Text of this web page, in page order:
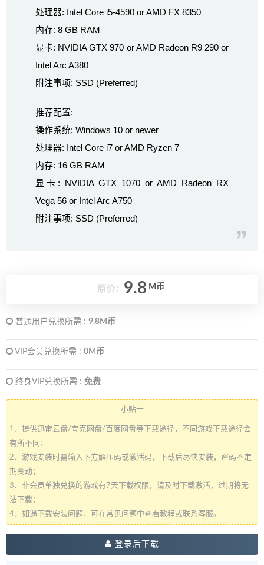
处理器: Intel Core i5-4590 or AMD FX 8350
内存: 8 GB RAM
显卡: NVIDIA GTX 970 or AMD Radeon R9 290 or
Intel Arc A380
附注事项: SSD (Preferred)
推荐配置:
操作系统: Windows 10 or newer
处理器: Intel Core i7 or AMD Ryzen 7
内存: 16 GB RAM
显卡: NVIDIA GTX 1070 or AMD Radeon RX
Vega 56 or Intel Arc A750
附注事项: SSD (Preferred)
原价： 9.8 M币
普通用户兑换所需 : 9.8M币
VIP会员兑换所需 : 0M币
终身VIP兑换所需 : 免费
———— 小贴士 ————
1、提供迅雷云盘/夸克网盘/百度网盘等下载途径，不同游戏下载途径会
有所不同；
2、游戏安装时需输入下方解压码或激活码，下载后尽快安装，密码不定
期变动；
3、非会员单独兑换的游戏有7天下载权限，请及时下载激活，过期将无
法下载；
4、如遇下载安装问题，可在常见问题中查看教程或联系客服。
登录后下载